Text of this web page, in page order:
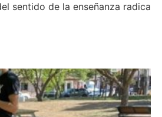
sentido de la enseñanza radica